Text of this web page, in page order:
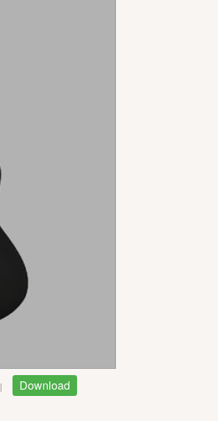
| Download